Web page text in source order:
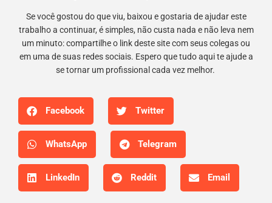
Se você gostou do que viu, baixou e gostaria de ajudar este
trabalho a continuar, é simples, não custa nada e não leva nem
um minuto: compartilhe o link deste site com seus colegas ou
em uma de suas redes sociais. Espero que tudo aqui te ajude a
se tornar um profissional cada vez melhor.
Facebook Twitter
WhatsApp Telegram
LinkedIn Reddit Email